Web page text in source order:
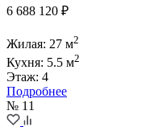
6 688 120 ₽
Жилая: 27 м2
Кухня: 5.5 м2
Этаж: 4
Подробнее
№ 11